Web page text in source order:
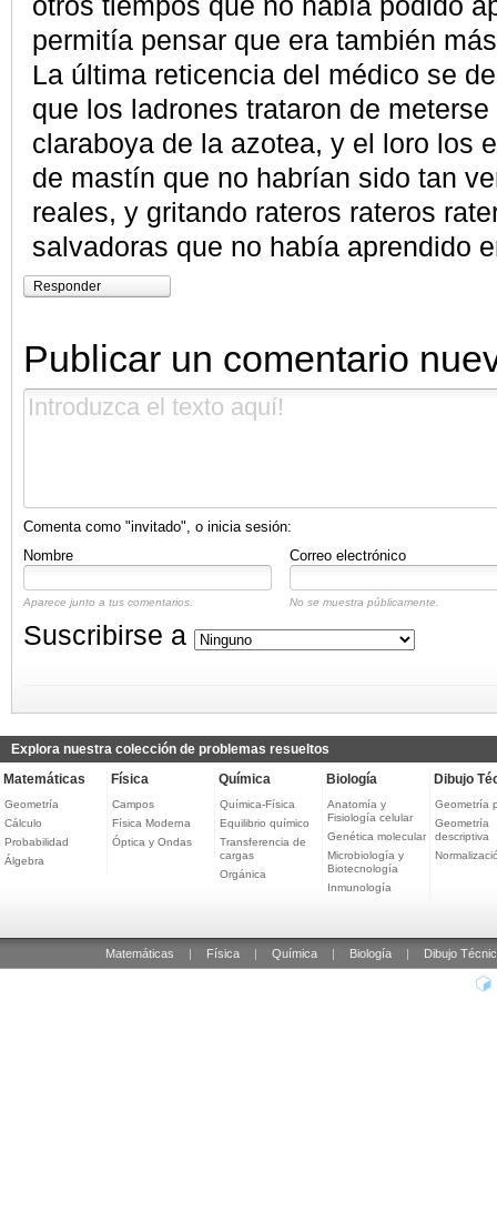
permitía pensar que era también
La última reticencia del médico se
que los ladrones trataron de
claraboya de la azotea, y el loro los
de mastín que no habrían sido tan
reales, y gritando rateros rateros
salvadoras que no había aprendido
Responder
Publicar un comentario
Comenta como "invitado", o inicia sesión:
Nombre
Correo electrónico
Aparece junto a tus comentarios. No se muestra públicamente.
Suscribirse a
Explora nuestra colección de problemas resueltos
Matemáticas
Geometría
Cálculo
Probabilidad
Álgebra
Física
Campos
Física Moderna
Óptica y Ondas
Química
Química-Física
Equilibrio químico
Transferencia de
cargas
Orgánica
Biología
Anatomía y
Fisiología celular
Genética molecular
Microbiología y
Biotecnología
Inmunología
Dibujo
Geometría
Geometría
descriptiva
Matemáticas Física Química Biología Dibujo